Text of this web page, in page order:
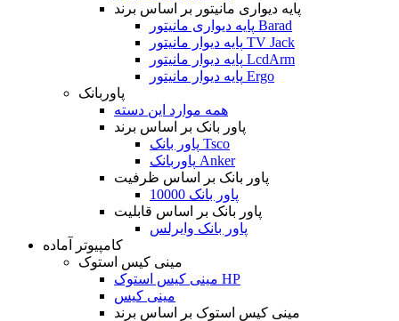
پایه دیواری مانیتور بر اساس برند
پایه دیواری مانیتور Barad
پایه دیوار مانیتور TV Jack
پایه دیوار مانیتور LcdArm
پایه دیوار مانیتور Ergo
پاوربانک
همه موارد این دسته
پاور بانک بر اساس برند
پاور بانک Tsco
پاوربانک Anker
پاور بانک بر اساس ظرفیت
پاور بانک 10000
پاور بانک بر اساس قابلیت
پاور بانک وایرلس
کامپیوتر آماده
مینی کیس استوک
مینی کیس استوک HP
مینی کیس
مینی کیس استوک بر اساس برند